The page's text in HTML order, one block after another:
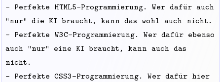
- Perfekte HTML5-Programmierung. Wer dafür auch
"nur" die KI braucht, kann das wohl auch nicht.
- Perfekte W3C-Programmierung. Wer dafür ebenso
auch "nur" eine KI braucht, kann auch das
nicht.
- Perfekte CSS3-Programmierung. Wer dafür hier